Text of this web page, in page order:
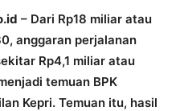
– Dari Rp18 miliar atau
anggaran perjalanan
Rp4,1 miliar atau
temuan BPK
Kepri. Temuan itu, hasil